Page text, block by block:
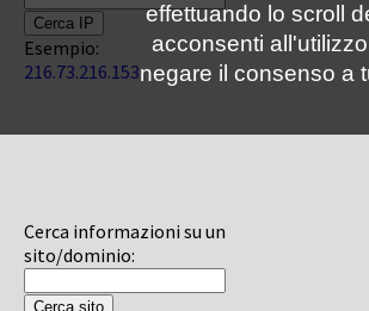
Esempio:
216.73.216.153
Cerca informazioni su un
sito/dominio:
effettuando lo scroll
acconsenti
negare il consenso a